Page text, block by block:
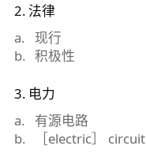
2. 法律
a.
现行
b. 积极性
3. 电力
a.
有源电路
b. ［electric］ circuit